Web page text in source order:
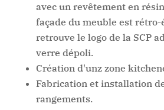
avec un revêtement en
façade du meuble est
retrouve le logo de la SCP
verre dépoli.
Création d'unz zone
Fabrication et installation
rangements.